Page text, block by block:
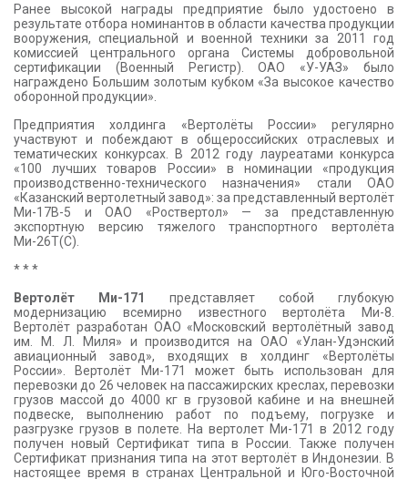
Ранее высокой награды предприятие было удостоено в
результате отбора номинантов в области качества продукции
вооружения, специальной и военной техники за 2011 год
комиссией центрального органа Системы добровольной
сертификации (Военный Регистр). ОАО «У-УАЗ» было
награждено Большим золотым кубком «За высокое качество
оборонной продукции».
Предприятия холдинга «Вертолёты России» регулярно
участвуют и побеждают в общероссийских отраслевых и
тематических конкурсах. В 2012 году лауреатами конкурса
«100 лучших товаров России» в номинации «продукция
производственно-технического назначения» стали ОАО
«Казанский вертолетный завод»: за представленный вертолёт
Ми-17В-5 и ОАО «Роствертол» — за представленную
экспортную версию тяжелого транспортного вертолёта
Ми-26Т(С).
* * *
Вертолёт Ми-171
представляет собой глубокую
модернизацию всемирно известного вертолёта Ми-8.
Вертолёт разработан ОАО «Московский вертолётный завод
им. М. Л. Миля» и производится на ОАО «Улан-Удэнский
авиационный завод», входящих в холдинг «Вертолёты
России». Вертолёт Ми-171 может быть использован для
перевозки до 26 человек на пассажирских креслах, перевозки
грузов массой до 4000 кг в грузовой кабине и на внешней
подвеске, выполнению работ по подъему, погрузке и
разгрузке грузов в полете. На вертолет Ми-171 в 2012 году
получен новый Сертификат типа в России. Также получен
Сертификат признания типа на этот вертолёт в Индонезии. В
настоящее время в странах Центральной и Юго-Восточной